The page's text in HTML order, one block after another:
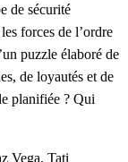
de sécurité
forces de l’ordre
puzzle élaboré de
de loyautés et de
planifiée ? Qui
Vega, Tati